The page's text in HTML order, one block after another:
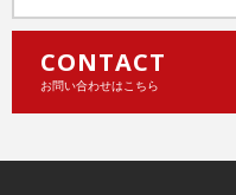
CONTACT
お問い合わせはこちら